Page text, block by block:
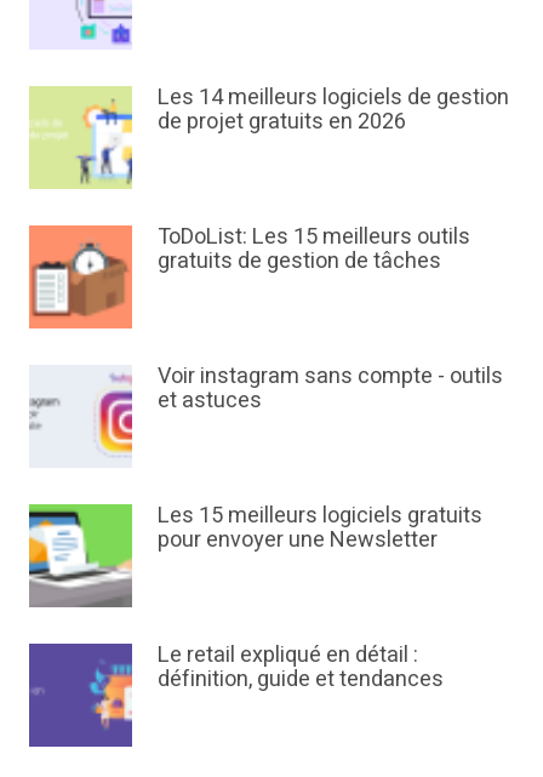
Les 14 meilleurs logiciels de gestion
de projet gratuits en 2026
ToDoList: Les 15 meilleurs outils
gratuits de gestion de tâches
Voir instagram sans compte - outils
et astuces
Les 15 meilleurs logiciels gratuits
pour envoyer une Newsletter
Le retail expliqué en détail :
définition, guide et tendances